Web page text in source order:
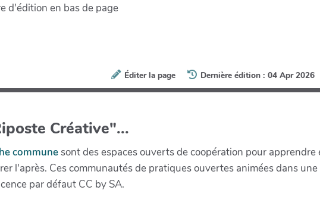
d'édition en bas de page
Éditer la page Dernière édition : 04 Apr 2026
Créative"...
communesont des espaces ouverts de coopération pour
l'après. Ces communautés de pratiques ouvertes animées dans
par défaut CC by SA.